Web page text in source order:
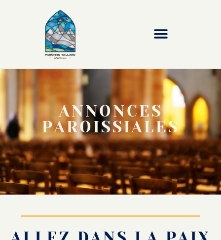
ANNONCES
PAROISSIALES